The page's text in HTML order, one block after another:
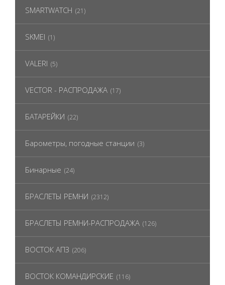
SMARTWATCH (21)
SKMEI (1)
VALERI (5)
VECTOR - РАСПРОДАЖА (17)
БАТАРЕЙКИ (22)
Барометры, погодные станции (3)
Бинарные (24)
БРАСЛЕТЫ РЕМНИ (2312)
БРАСЛЕТЫ РЕМНИ-РАСПРОДАЖА (126)
ВОСТОК АПЗ (206)
ВОСТОК КОМАНДИРСКИЕ (116)